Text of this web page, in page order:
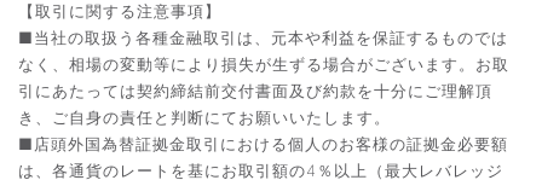
【取引に関する注意事項】
■当社の取扱う各種金融取引は、元本や利益を保証するものでは
なく、相場の変動等により損失が生ずる場合がございます。お取
引にあたっては契約締結前交付書面及び約款を十分にご理解頂
き、ご自身の責任と判断にてお願いいたします。
■店頭外国為替証拠金取引における個人のお客様の証拠金必要額
は、各通貨のレートを基にお取引額の4％以上（最大レバレッジ